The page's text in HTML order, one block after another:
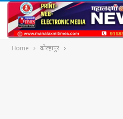
Home कोल्हापुर